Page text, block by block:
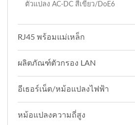
ตัวแปลง AC-DC สีเขียว/DoE6
RJ45 พร้อมแม่เหล็ก
ผลิตภัณฑ์ตัวกรอง LAN
อีเธอร์เน็ต/หม้อแปลงไฟฟ้า
หม้อแปลงความถี่สูง